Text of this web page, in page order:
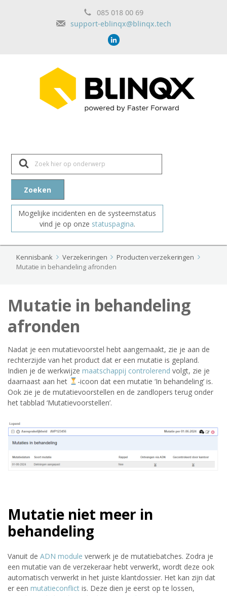
085 018 00 69
support-eblinqx@blinqx.tech
Z
e
k
a
Zoeken
Mogelijke incidenten en de systeemstatus
vind je op onze statuspagina.
Kennisbank Verzekeringen
Producten verzekeringen
Mutatie in behandeling afronden
Mutatie in behandeling
afronden
Nadat je een mutatievoorstel hebt aangemaakt, zie je aan de
rechterzijde van het product dat er een mutatie is gepland.
Indien je de werkwijze maatschappij controlerend volgt, zie je
daarnaast aan het
-icoon dat een mutatie ‘In behandeling’ is.
Ook zie je de mutatievoorstellen en de zandlopers terug onder
het tabblad ‘Mutatievoorstellen’.
Mutatie niet meer in
behandeling
Vanuit de ADN module verwerk je de mutatiebatches. Zodra je
een mutatie van de verzekeraar hebt verwerkt, wordt deze ook
automatisch verwerkt in het juiste klantdossier. Het kan zijn dat
er een mutatieconflict is. Deze dien je eerst op te lossen,